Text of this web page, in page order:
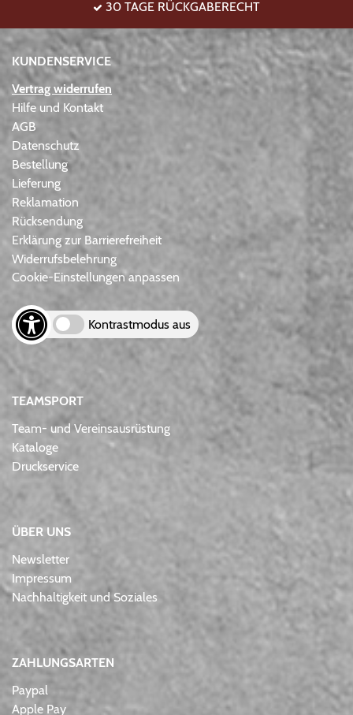
30 TAGE RÜCKGABERECHT
KUNDENSERVICE
Vertrag widerrufen
Hilfe und Kontakt
AGB
Datenschutz
Bestellung
Lieferung
Reklamation
Rücksendung
Erklärung zur Barrierefreiheit
Widerrufsbelehrung
Cookie-Einstellungen anpassen
Kontrastmodus aus
TEAMSPORT
Team- und Vereinsausrüstung
Kataloge
Druckservice
ÜBER UNS
Newsletter
Impressum
Nachhaltigkeit und Soziales
ZAHLUNGSARTEN
Paypal
Apple Pay